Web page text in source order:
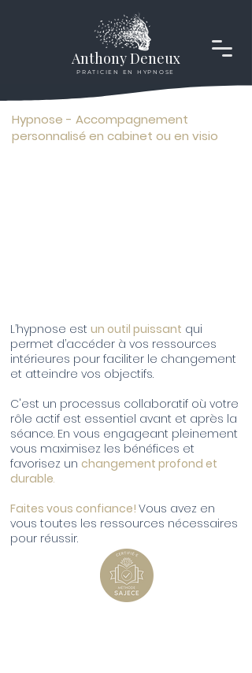
PRATICIEN EN HYPNOSE
Anthony Deneux
Hypnose - Accompagnement
personnalisé en cabinet ou en visio
L’hypnose est un outil puissant qui
permet d’accéder à vos ressources
intérieures pour faciliter le changement
et atteindre vos objectifs.
C'est un processus collaboratif où votre
rôle actif est essentiel avant et après la
séance. En vous engageant pleinement
vous maximisez les bénéfices et
favorisez un changement profond et
durable.
Faites vous confiance! Vous avez en
vous toutes les ressources nécessaires
pour réussir.